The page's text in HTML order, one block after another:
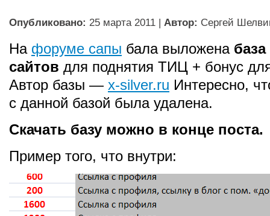
Опубликовано: 25 марта 2011 | Автор: Сергей
На форуме сапы бала выложена
сайтов для поднятия ТИЦ + бонус
Автор базы — x-silver.ru Интересно,
с данной базой была удалена.
Скачать базу можно в конце поста.
Пример того, что внутри: